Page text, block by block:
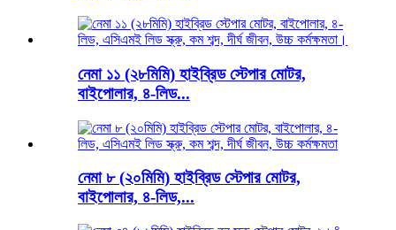
নেমা ১১ (২৮মিমি) হাইব্রিড স্টেপার মোটর,
বাইপোলার, ৪-লিড...
নেমা ৮ (২০মিমি) হাইব্রিড স্টেপার মোটর,
বাইপোলার, ৪-লিড,...